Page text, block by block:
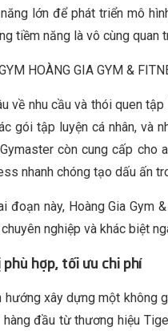
lớn để phát triển mô
tiềm năng là vô cùng quan
về nhu cầu và thói quen
gói tập luyện cá nhân, và
còn cung cấp
nhanh chóng tạo dấu ấn
đoạn này, Hoàng Gia
nghiệp và khác biệt
hợp, tối ưu chi phí
hướng xây dựng một không
đầu từ thương hiệu